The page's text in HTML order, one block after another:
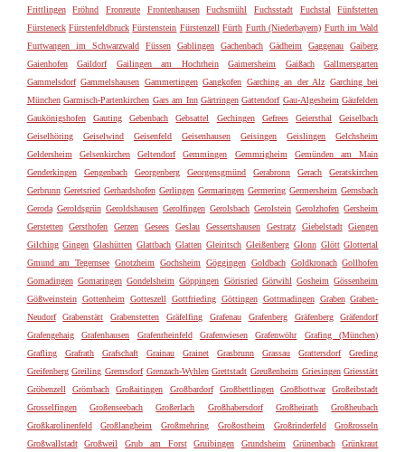
Frittlingen
Fröhnd Fronreute Frontenhausen Fuchsmühl Fuchsstadt Fuchstal
Fünfstetten
Fürsteneck Fürstenfeldbruck Fürstenstein Fürstenzell Fürth Furth (Niederbayern) Furth im Wald
Furtwangen im Schwarzwald
Füssen Gablingen Gachenbach Gädheim Gaggenau
Gaiberg
Gaienhofen
Gaildorf Gailingen am Hochrhein Gaimersheim Gaißach
Gallmersgarten
Gammelsdorf Gammelshausen Gammertingen Gangkofen Garching an der Alz Garching bei
München Garmisch-Partenkirchen Gars am Inn Gärtringen Gattendorf Gau-Algesheim Gäufelden
Gaukönigshofen
Gauting Gebenbach Gebsattel Gechingen Gefrees Geiersthal
Geiselbach
Geiselhöring
Geiselwind Geisenfeld Geisenhausen Geisingen Geislingen
Gelchsheim
Geldersheim
Gelsenkirchen Geltendorf Gemmingen Gemmrigheim
Gemünden am Main
Genderkingen
Gengenbach Georgenberg Georgensgmünd Gerabronn Gerach
Geratskirchen
Gerbrunn Geretsried Gerhardshofen Gerlingen Germaringen Germering Germersheim Gernsbach
Geroda Geroldsgrün Geroldshausen Gerolfingen Gerolsbach Gerolstein Gerolzhofen Gersheim
Gerstetten
Gersthofen Gerzen Gesees Geslau Gessertshausen Gestratz Giebelstadt
Giengen
Gilching Gingen Glashütten Glattbach Glatten Gleiritsch Gleißenberg Glonn Glött Glottertal
Gmund am Tegernsee Gnotzheim Gochsheim Göggingen Goldbach Goldkronach Gollhofen
Gomadingen Gomaringen Gondelsheim Göppingen Görisried Görwihl Gosheim Gössenheim
Gößweinstein Gottenheim Gotteszell Gottfrieding Göttingen Gottmadingen Graben Graben-
Neudorf
Grabenstätt Grabenstetten Gräfelfing Grafenau Grafenberg Gräfenberg
Gräfendorf
Grafengehaig
Grafenhausen Grafenrheinfeld Grafenwiesen Grafenwöhr
Grafing (München)
Grafling
Grafrath Grafschaft Grainau Grainet Grasbrunn Grassau Grattersdorf
Greding
Greifenberg Greiling Gremsdorf Grenzach-Wyhlen Grettstadt Greußenheim Griesingen Griesstätt
Gröbenzell
Grömbach Großaitingen Großbardorf Großbettlingen Großbottwar
Großeibstadt
Grosselfingen
Großenseebach Großerlach Großhabersdorf Großheirath
Großheubach
Großkarolinenfeld
Großlangheim Großmehring Großostheim Großrinderfeld
Großrosseln
Großwallstadt
Großweil Grub am Forst Gruibingen Grundsheim Grünenbach
Grünkraut